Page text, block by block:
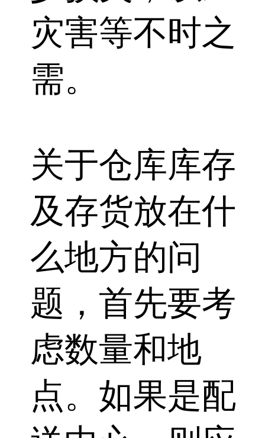
灾害等不时之
需。
关于仓库库存
及存货放在什
么地方的问
题，首先要考
虑数量和地
点。如果是配